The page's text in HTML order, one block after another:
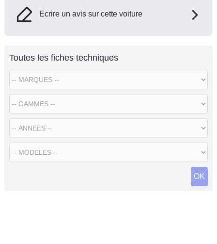
Ecrire un avis sur cette voiture
Toutes les fiches techniques